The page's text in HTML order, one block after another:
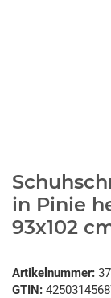
in Pinie
93x102
Artikelnummer:
GTIN: